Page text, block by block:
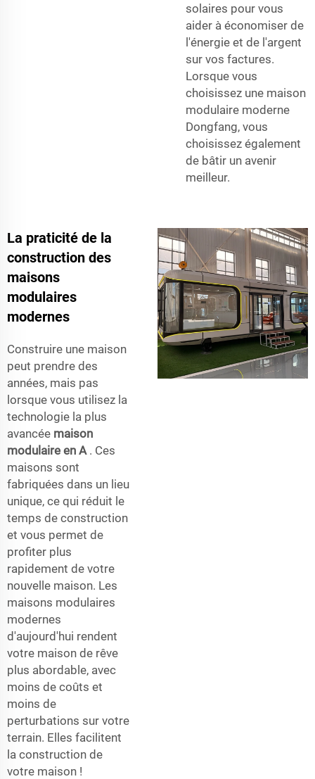
solaires pour vous
aider à économiser de
l'énergie et de l'argent
sur vos factures.
Lorsque vous
choisissez une maison
modulaire moderne
Dongfang, vous
choisissez également
de bâtir un avenir
meilleur.
La praticité de la
construction des
maisons
modulaires
modernes
Construire une maison
peut prendre des
années, mais pas
lorsque vous utilisez la
technologie la plus
avancée maison
modulaire en A . Ces
maisons sont
fabriquées dans un lieu
unique, ce qui réduit le
temps de construction
et vous permet de
profiter plus
rapidement de votre
nouvelle maison. Les
maisons modulaires
modernes
d'aujourd'hui rendent
votre maison de rêve
plus abordable, avec
moins de coûts et
moins de
perturbations sur votre
terrain. Elles facilitent
la construction de
votre maison !